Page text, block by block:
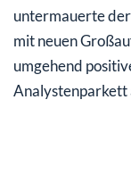
untermauerte
mit neuen
umgehend
Analystenparkett